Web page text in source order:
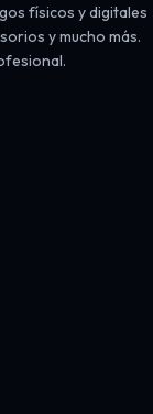
físicos y digitales
y mucho más.